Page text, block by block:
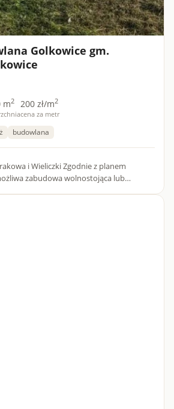
Golkowice gm.
m2 200 zł/m2
cena za metr
budowlana
Zgodnie z planem
zabudowa wolnostojąca lub